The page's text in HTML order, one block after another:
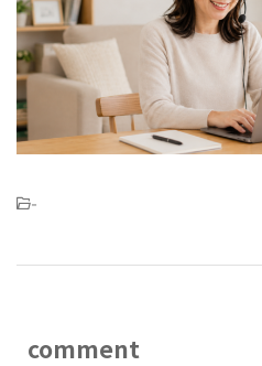
-
comment